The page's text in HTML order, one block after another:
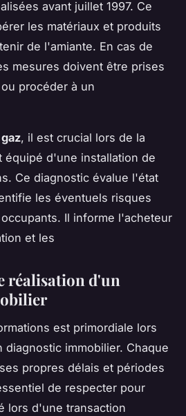
avant juillet 1997. Ce
les matériaux et produits
de l'amiante. En cas de
mesures doivent être prises
procéder à un
, il est crucial lors de la
d'une installation de
Ce diagnostic évalue l'état
les éventuels risques
Il informe l'acheteur
et les
réalisation d'un
est primordiale lors
immobilier. Chaque
propres délais et périodes
de respecter pour
lors d'une transaction